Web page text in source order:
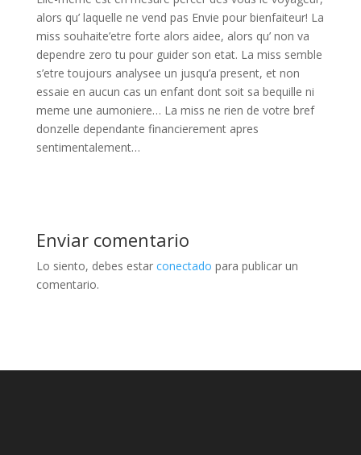
alors qu’ laquelle ne vend pas Envie pour bienfaiteur! La
miss souhaite’etre forte alors aidee, alors qu’ non va
dependre zero tu pour guider son etat. La miss semble
s’etre toujours analysee un jusqu’a present, et non
essaie en aucun cas un enfant dont soit sa bequille ni
meme une aumoniere… La miss ne rien de votre bref
donzelle dependante financierement apres
sentimentalement…
Enviar comentario
Lo siento, debes estar conectado para publicar un
comentario.